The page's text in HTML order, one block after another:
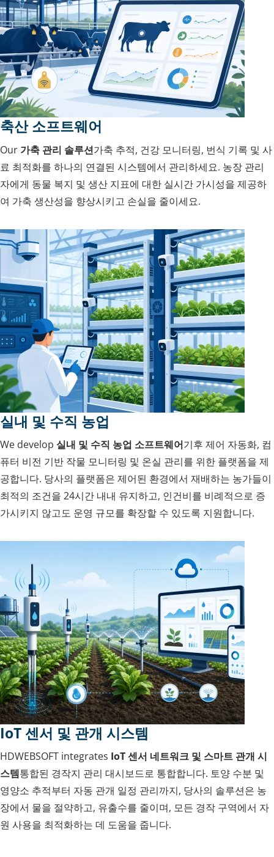
축산 소프트웨어
Our 가축 관리 솔루션가축 추적, 건강 모니터링, 번식 기록 및 사
료 최적화를 하나의 연결된 시스템에서 관리하세요. 농장 관리
자에게 동물 복지 및 생산 지표에 대한 실시간 가시성을 제공하
여 가축 생산성을 향상시키고 손실을 줄이세요.
실내 및 수직 농업
We develop 실내 및 수직 농업 소프트웨어기후 제어 자동화, 컴
퓨터 비전 기반 작물 모니터링 및 온실 관리를 위한 플랫폼을 제
공합니다. 당사의 플랫폼은 제어된 환경에서 재배하는 농가들이
최적의 조건을 24시간 내내 유지하고, 인건비를 비례적으로 증
가시키지 않고도 운영 규모를 확장할 수 있도록 지원합니다.
IoT 센서 및 관개 시스템
HDWEBSOFT integrates IoT 센서 네트워크 및 스마트 관개 시
스템통합된 경작지 관리 대시보드로 통합합니다. 토양 수분 및
영양소 추적부터 자동 관개 일정 관리까지, 당사의 솔루션은 농
장에서 물을 절약하고, 유출수를 줄이며, 모든 경작 구역에서 자
원 사용을 최적화하는 데 도움을 줍니다.